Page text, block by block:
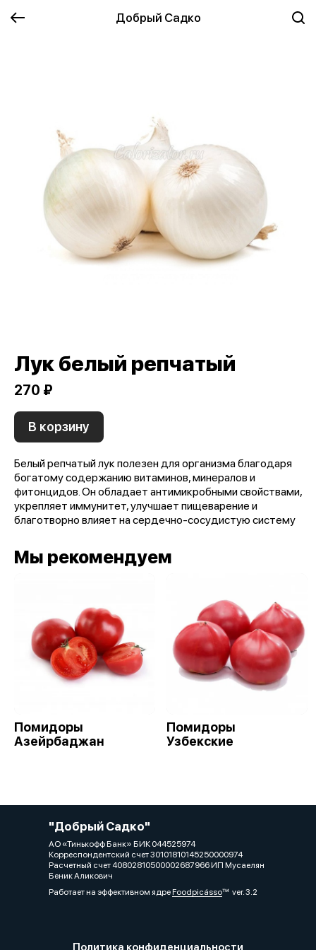
Добрый Садко
Лук белый репчатый
270 ₽
В корзину
Белый репчатый лук полезен для организма благодаря
богатому содержанию витаминов, минералов и
фитонцидов. Он обладает антимикробными свойствами,
укрепляет иммунитет, улучшает пищеварение и
благотворно влияет на сердечно-сосудистую систему
Мы рекомендуем
Помидоры
Азейрбаджан
Помидоры
Узбекские
"Добрый Садко"
АО «Тинькофф Банк» БИК 044525974
Корреспондентский счет 30101810145250000974
Расчетный счет 40802810500002687966 ИП Мусаелян
Беник Аликович
Работает на эффективном ядреFoodpicássover. 3.2
Политика конфиденциальности